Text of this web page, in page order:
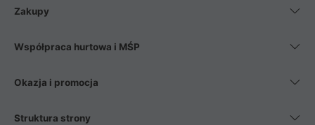
Zakupy
Współpraca hurtowa i MŚP
Okazja i promocja
Struktura strony